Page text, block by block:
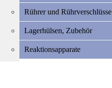
Rührer und Rührverschlüsse
Lagerhülsen, Zubehör
Reaktionsapparate